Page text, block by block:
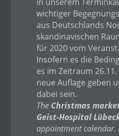
wichtiger
aus Deutschlands
skandinavischen
für 2020 vom
Insofern es die
es im Zeitraum
neue Auflage geben
dabei sein.
The Christmas
Geist-Hospital
appointment